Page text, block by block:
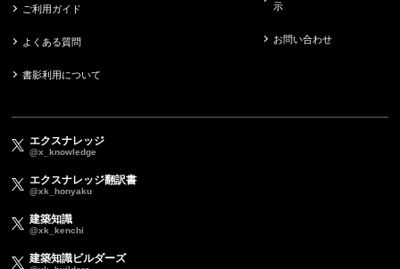
ご利用ガイド
よくある質問
書影利用について
示
お問い合わせ
エクスナレッジ
@x_knowledge
エクスナレッジ翻訳書
@xk_honyaku
建築知識
@xk_kenchi
建築知識ビルダーズ